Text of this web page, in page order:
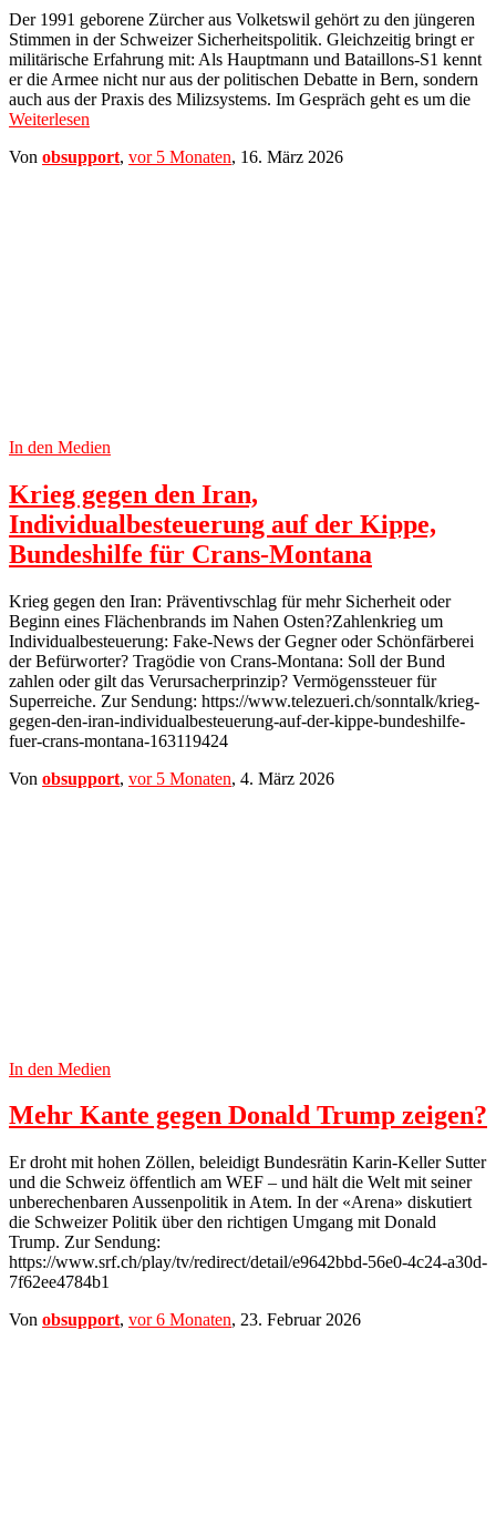
Der 1991 geborene Zürcher aus Volketswil gehört zu den jüngeren
Stimmen in der Schweizer Sicherheitspolitik. Gleichzeitig bringt er
militärische Erfahrung mit: Als Hauptmann und Bataillons-S1 kennt
er die Armee nicht nur aus der politischen Debatte in Bern, sondern
auch aus der Praxis des Milizsystems. Im Gespräch geht es um die
Weiterlesen
Von obsupport, vor 5 Monaten, 16. März 2026
In den Medien
Krieg gegen den Iran,
Individualbesteuerung auf der Kippe,
Bundeshilfe für Crans-Montana
Krieg gegen den Iran: Präventivschlag für mehr Sicherheit oder
Beginn eines Flächenbrands im Nahen Osten?Zahlenkrieg um
Individualbesteuerung: Fake-News der Gegner oder Schönfärberei
der Befürworter? Tragödie von Crans-Montana: Soll der Bund
zahlen oder gilt das Verursacherprinzip? Vermögenssteuer für
Superreiche. Zur Sendung: https://www.telezueri.ch/sonntalk/krieg-
gegen-den-iran-individualbesteuerung-auf-der-kippe-bundeshilfe-
fuer-crans-montana-163119424
Von obsupport, vor 5 Monaten, 4. März 2026
In den Medien
Mehr Kante gegen Donald Trump zeigen?
Er droht mit hohen Zöllen, beleidigt Bundesrätin Karin-Keller Sutter
und die Schweiz öffentlich am WEF – und hält die Welt mit seiner
unberechenbaren Aussenpolitik in Atem. In der «Arena» diskutiert
die Schweizer Politik über den richtigen Umgang mit Donald
Trump. Zur Sendung:
https://www.srf.ch/play/tv/redirect/detail/e9642bbd-56e0-4c24-a30d-
7f62ee4784b1
Von obsupport, vor6 Monaten, 23. Februar 2026